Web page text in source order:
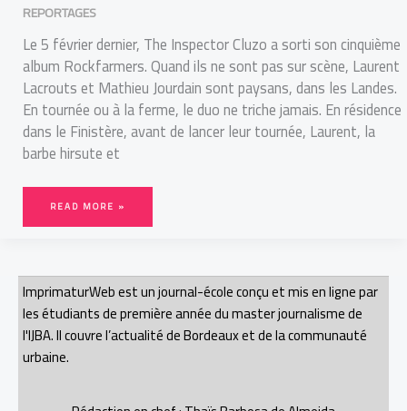
REPORTAGES
Le 5 février dernier, The Inspector Cluzo a sorti son cinquième
album Rockfarmers. Quand ils ne sont pas sur scène, Laurent
Lacrouts et Mathieu Jourdain sont paysans, dans les Landes.
En tournée ou à la ferme, le duo ne triche jamais. En résidence
dans le Finistère, avant de lancer leur tournée, Laurent, la
barbe hirsute et
READ MORE »
ImprimaturWeb est un journal-école conçu et mis en ligne par
les étudiants de première année du master journalisme de
l'IJBA. Il couvre l’actualité de Bordeaux et de la communauté
urbaine.